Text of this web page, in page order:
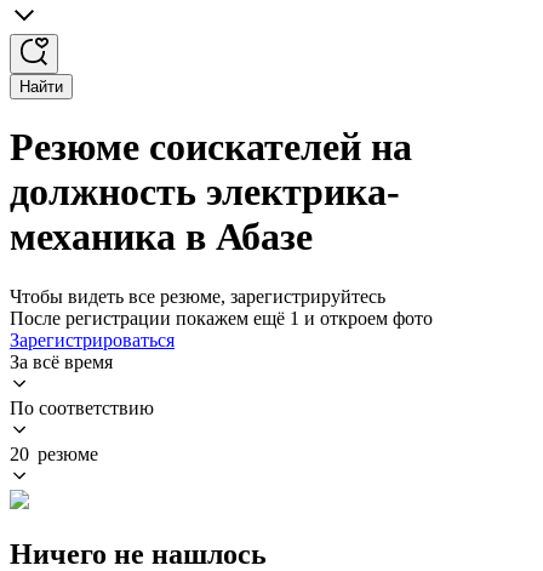
Найти
Резюме соискателей на
должность электрика-
механика в Абазе
Чтобы видеть все резюме, зарегистрируйтесь
После регистрации покажем ещё 1 и откроем фото
Зарегистрироваться
За всё время
По соответствию
20 резюме
Ничего не нашлось